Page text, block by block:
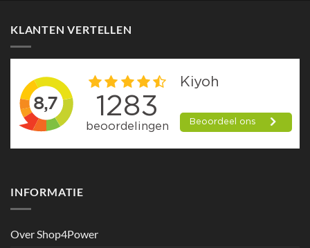
KLANTEN VERTELLEN
INFORMATIE
Over Shop4Power